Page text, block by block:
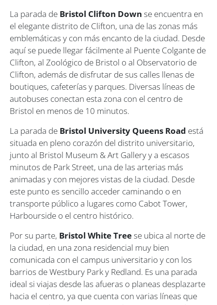
La parada de Bristol Clifton Down se encuentra en
el elegante distrito de Clifton, una de las zonas más
emblemáticas y con más encanto de la ciudad. Desde
aquí se puede llegar fácilmente al Puente Colgante de
Clifton, al Zoológico de Bristol o al Observatorio de
Clifton, además de disfrutar de sus calles llenas de
boutiques, cafeterías y parques. Diversas líneas de
autobuses conectan esta zona con el centro de
Bristol en menos de 10 minutos.
La parada de Bristol University Queens Road está
situada en pleno corazón del distrito universitario,
junto al Bristol Museum & Art Gallery y a escasos
minutos de Park Street, una de las arterias más
animadas y con mejores vistas de la ciudad. Desde
este punto es sencillo acceder caminando o en
transporte público a lugares como Cabot Tower,
Harbourside o el centro histórico.
Por su parte, Bristol White Treese ubica al norte de
la ciudad, en una zona residencial muy bien
comunicada con el campus universitario y con los
barrios de Westbury Park y Redland. Es una parada
ideal si viajas desde las afueras o planeas desplazarte
hacia el centro, ya que cuenta con varias líneas que